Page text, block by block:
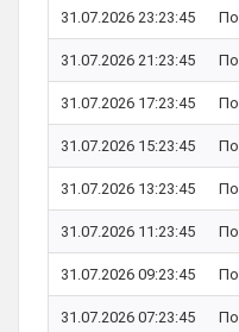
31.07.2026 23:23:45
31.07.2026 21:23:45
31.07.2026 17:23:45
31.07.2026 15:23:45
31.07.2026 13:23:45
31.07.2026 11:23:45
31.07.2026 09:23:45
31.07.2026 07:23:45